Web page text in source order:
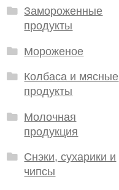
Замороженные
продукты
Мороженое
Колбаса и мясные
продукты
Молочная
продукция
Снэки, сухарики и
чипсы